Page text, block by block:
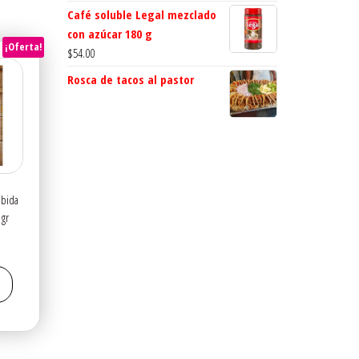
¡Oferta!
Café soluble Legal mezclado
con azúcar 180 g
$54.00
Rosca de tacos al pastor